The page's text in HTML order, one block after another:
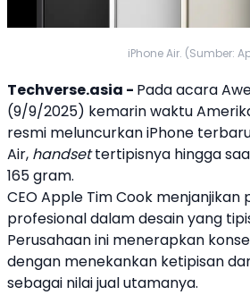
iPhone Air. (Sumber:
Techverse.asia - Pada acara
(9/9/2025) kemarin waktu
resmi meluncurkaniPhone
Air, handsettertipisnya hingga
165 gram.
CEOApple Tim Cook menjanjikan
profesional dalam desain yang
Perusahaan ini menerapkan
dengan menekankan ketipisan
sebagai nilai jual utamanya.